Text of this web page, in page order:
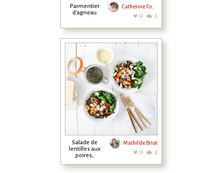
Parmentier
d'agneau
Catherine Fontaine
0 3
Salade de
lentilles aux
poires,
et...
Mathilde Briot
0 2